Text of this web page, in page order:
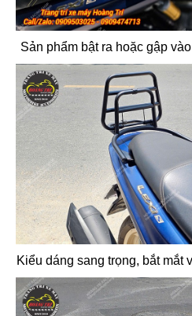
Sản phẩm bật ra hoặc gập
Kiểu dáng sang trọng, bắt mắt